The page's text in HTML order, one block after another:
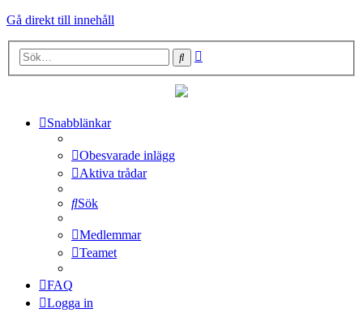
Gå direkt till innehåll
Sök
Snabblänkar
Obesvarade inlägg
Aktiva trådar
Sök
Medlemmar
Teamet
FAQ
Logga in